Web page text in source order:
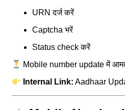
URN दर्ज करें
Captcha भरें
Status check करें
Mobile number update में
Internal Link: Aadhaar